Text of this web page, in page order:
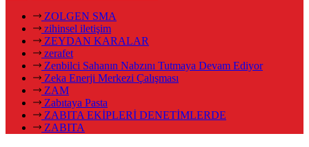
ZOLGEN SMA
zihinsel iletişim
ZEYDAN KARALAR
zerafet
Zenbilci Sahanın Nabzını Tutmaya Devam Ediyor
Zeka Enerji Merkezi Çalışması
ZAM
Zabıtaya Pasta
ZABITA EKİPLERİ DENETİMLERDE
ZABITA